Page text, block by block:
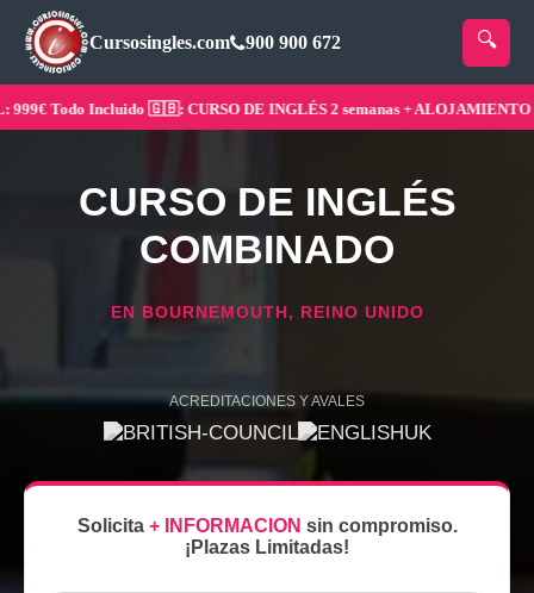
Cursosingles.com 900 900 672
Todo Incluido 🇬🇧: CURSO DE INGLÉS 2 semanas + ALOJAMIENTO
CURSO DE INGLÉS
COMBINADO
EN BOURNEMOUTH, REINO UNIDO
ACREDITACIONES Y AVALES
Solicita + INFORMACION sin compromiso.
¡Plazas Limitadas!